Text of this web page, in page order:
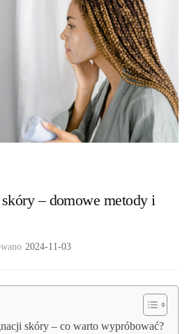
– domowe metody i
2024-11-03
skóry – co warto wypróbować?